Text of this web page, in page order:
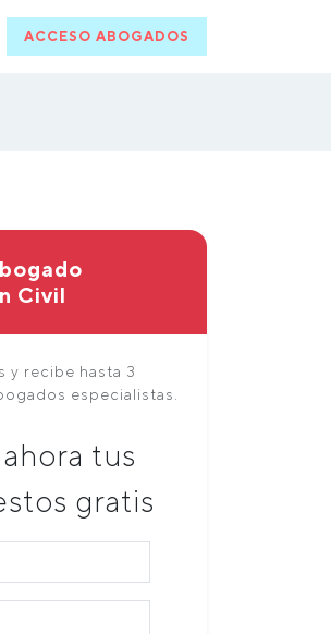
ACCESO ABOGADOS
Civil
y recibe hasta 3
especialistas.
tus
gratis